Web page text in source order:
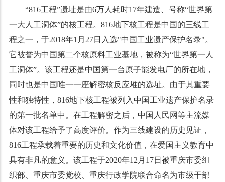
“816工程”遗址是由6万人耗时17年建造、号称“世界第
一大人工洞体”的核工程。816地下核工程是中国的三线工
程之一，于2018年1月27日入选"中国工业遗产保护名录"。
它被誉为中国第二个核原料工业基地，被称为“世界第一人
工洞体”。该工程还是中国第一台原子能发电厂的所在地，
同时也是中国唯一一座解密核反应堆的选址。由于其重要
性和独特性，816地下核工程被列入中国工业遗产保护名录
的第一批名单中。在工程解密之后，中国人民网等主流媒
体对该工程给予了高度评价。作为三线建设的历史见证，
816工程承载着重要的历史和文化价值，在爱国主义教育中
具有非凡的意义。该工程于2020年12月17日被重庆市委组
织部、重庆市委党校、重庆行政学院联合命名为市级干部